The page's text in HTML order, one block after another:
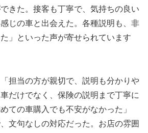
きた。接客も丁寧で、気持ちの良い
じの車と出会えた。各種説明も、非
」といった声が寄せられています
担当の方が親切で、説明も分かりや
だけでなく、保険の説明まで丁寧に
ての車購入でも不安がなかった」
文句なしの対応だった。お店の雰囲